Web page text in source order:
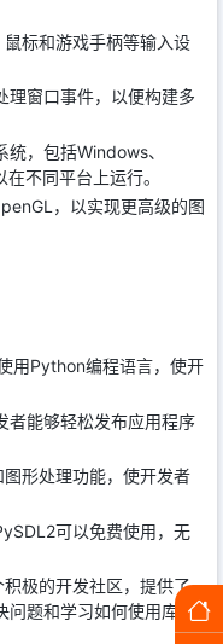
标和游戏手柄等输入设
理窗口事件，以便构建多
统，包括Windows、
不同平台上运行。
，以实现更高级的图
用Python编程语言，使开
者能够轻松发布应用程序
形处理功能，使开发者
可以免费使用，无
极的开发社区，提供了
问题和学习如何使用库。